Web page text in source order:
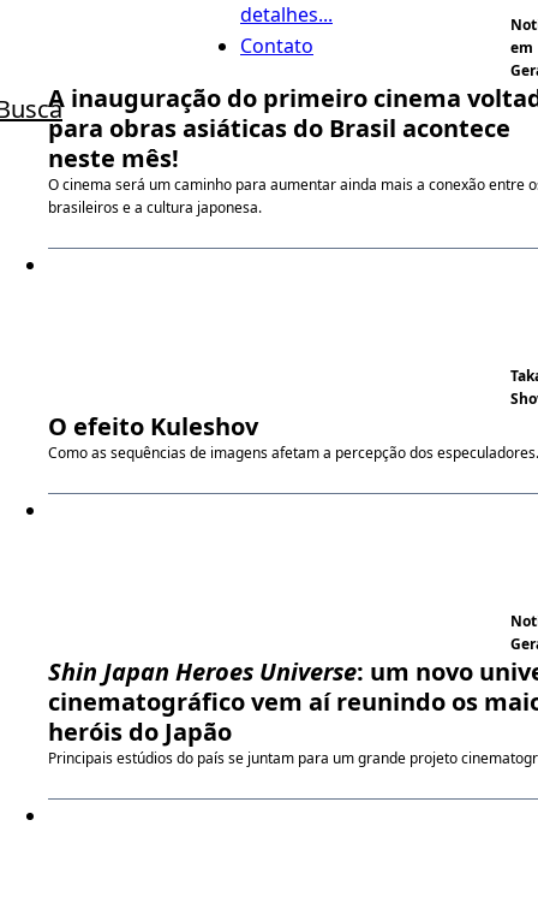
detalhes...
Contato
em
A inauguração do primeiro cinema
para obras asiáticas do Brasil acontece
neste mês!
O cinema será um caminho para aumentar ainda mais a conexão entre
brasileiros e a cultura japonesa.
O efeito Kuleshov
Como as sequências de imagens afetam a percepção dos especuladores.
Shin Japan Heroes Universe: um novo
cinematográfico vem aí reunindo os
heróis do Japão
Principais estúdios do país se juntam para um grande projeto